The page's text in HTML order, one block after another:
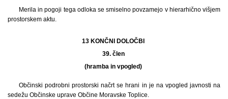
Merila in pogoji tega odloka se smiselno povzamejo v hierarhično višjem
prostorskem aktu.
13 KONČNI DOLOČBI
39. člen
(hramba in vpogled)
Občinski podrobni prostorski načrt se hrani in je na vpogled javnosti na
sedežu Občinske uprave Občine Moravske Toplice.